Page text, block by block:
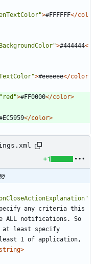
>#FFFFFF</col
>#444444<
>#eeeeee</color
"red">#FF0000</color>
</color>
+1
any criteria this
ALL notifications. So
least specify
1 of application,